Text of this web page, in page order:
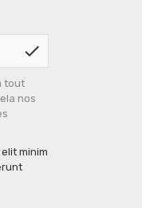
check
tout
nos
minim